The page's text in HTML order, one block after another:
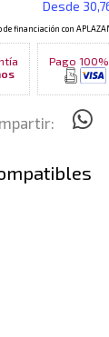
Pago 100%